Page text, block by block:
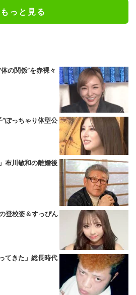
もっと見る
の関係”を赤裸々
ぽっちゃり体型公
布川敏和の離婚後
登校姿＆すっぴん
てきた」総長時代